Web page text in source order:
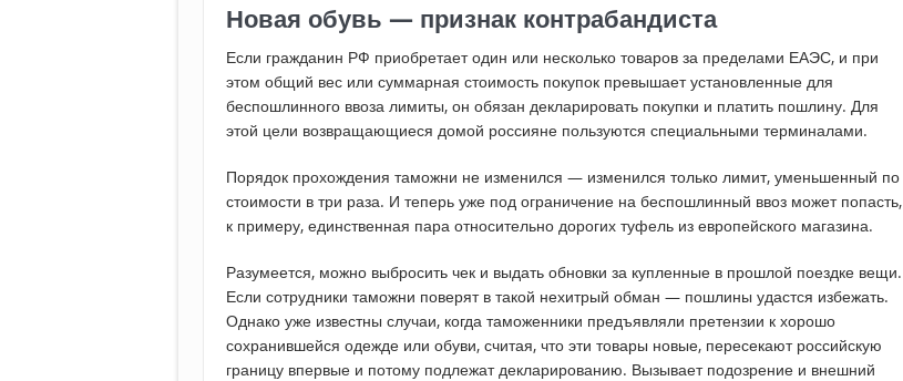
Новая обувь — признак контрабандиста
Если гражданин РФ приобретает один или несколько товаров за пределами ЕАЭС, и при
этом общий вес или суммарная стоимость покупок превышает установленные для
беспошлинного ввоза лимиты, он обязан декларировать покупки и платить пошлину. Для
этой цели возвращающиеся домой россияне пользуются специальными терминалами.
Порядок прохождения таможни не изменился — изменился только лимит, уменьшенный по
стоимости в три раза. И теперь уже под ограничение на беспошлинный ввоз может попасть,
к примеру, единственная пара относительно дорогих туфель из европейского магазина.
Разумеется, можно выбросить чек и выдать обновки за купленные в прошлой поездке вещи.
Если сотрудники таможни поверят в такой нехитрый обман — пошлины удастся избежать.
Однако уже известны случаи, когда таможенники предъявляли претензии к хорошо
сохранившейся одежде или обуви, считая, что эти товары новые, пересекают российскую
границу впервые и потому подлежат декларированию. Вызывает подозрение и внешний